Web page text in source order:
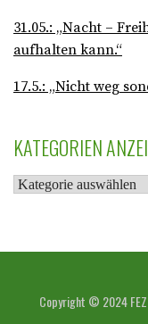
31.05.: „Nacht –
aufhalten kann.“
17.5.: „Nicht weg
KATEGORIEN
Copyright © 2024